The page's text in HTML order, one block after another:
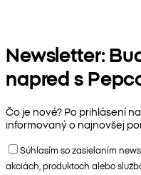
Newsletter:
napred s
Čo je nové? Po prihlásení
informovaný o najnovšej
Súhlasím so zasielaním
akciách, produktoch alebo